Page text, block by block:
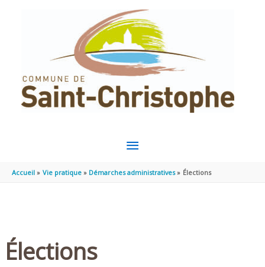
MENU
PRINCIPAL
Accueil Vie pratique Démarches administratives Élections
Élections